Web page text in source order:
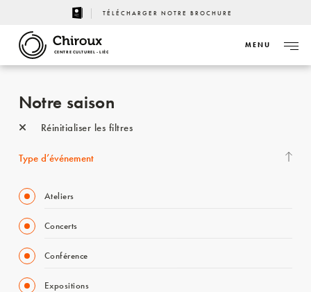
TÉLÉCHARGER NOTRE BROCHURE
CENTRE CULTUREL - LIÈGE
MENU
Notre saison
Réinitialiser les filtres
Type d’événement
Ateliers
Concerts
Conférence
Expositions